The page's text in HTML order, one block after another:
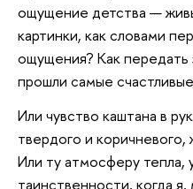
ощущение детства —
картинки, как словами
ощущения? Как передать
прошли самые
Или чувство каштана в
твердого и коричневого,
Или ту атмосферу
таинственности, когда